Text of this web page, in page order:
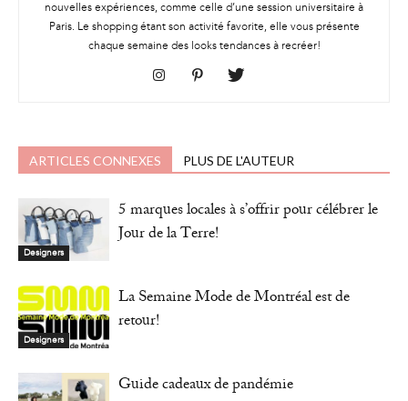
nouvelles expériences, comme celle d’une session universitaire à
Paris. Le shopping étant son activité favorite, elle vous présente
chaque semaine des looks tendances à recréer!
ARTICLES CONNEXES PLUS DE L'AUTEUR
Designers
5 marques locales à s’offrir pour célébrer le
Jour de la Terre!
Designers
La Semaine Mode de Montréal est de
retour!
Guide cadeaux de pandémie